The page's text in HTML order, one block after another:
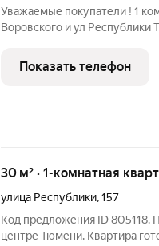
Уважаемые покупатели ! 1
Воровского и ул
жизни! Можно сдать в аренду
уютная! Можно
Показать телефон
30 м² · 1-комнатная
улица Республики,157
Код предложения ID 805118.
центре Тюмени. Квартира